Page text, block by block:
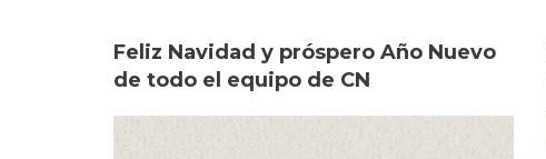
Feliz Navidad y próspero Año Nuevo
de todo el equipo de CN